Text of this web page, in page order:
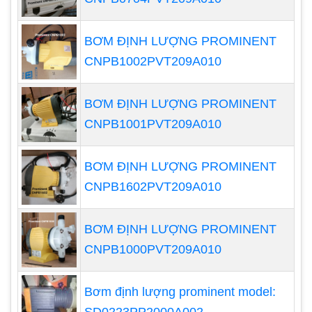
Bơm định lượng hóa chất hoạt động theo một
BƠM ĐỊNH LƯỢNG PROMINENT
CNPB1002PVT209A010
BƠM ĐỊNH LƯỢNG PROMINENT
CNPB1001PVT209A010
BƠM ĐỊNH LƯỢNG PROMINENT
CNPB1602PVT209A010
BƠM ĐỊNH LƯỢNG PROMINENT
CNPB1000PVT209A010
Bơm định lượng prominent model: